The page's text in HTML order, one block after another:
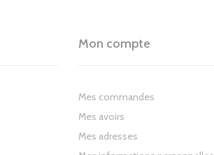
Mon compte
Mes commandes
Mes avoirs
Mes adresses